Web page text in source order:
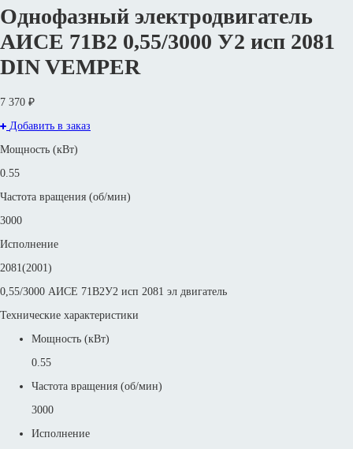
Однофазный электродвигатель
АИСЕ 71В2 0,55/3000 У2 исп 2081
DIN VEMPER
7 370 ₽
Добавить в заказ
Мощность (кВт)
0.55
Частота вращения (об/мин)
3000
Исполнение
2081(2001)
0,55/3000 АИСЕ 71В2У2 исп 2081 эл двигатель
Технические характеристики
Мощность (кВт)
0.55
Частота вращения (об/мин)
3000
Исполнение